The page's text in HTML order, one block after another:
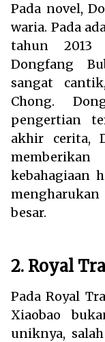
Pada novel,
waria. Pada
tahun 2013
Dongfang
sangat
Chong.
pengertian
akhir cerita,
kebahagiaan
besar.
2. Royal
Pada Royal
Xiaobao
uniknya,